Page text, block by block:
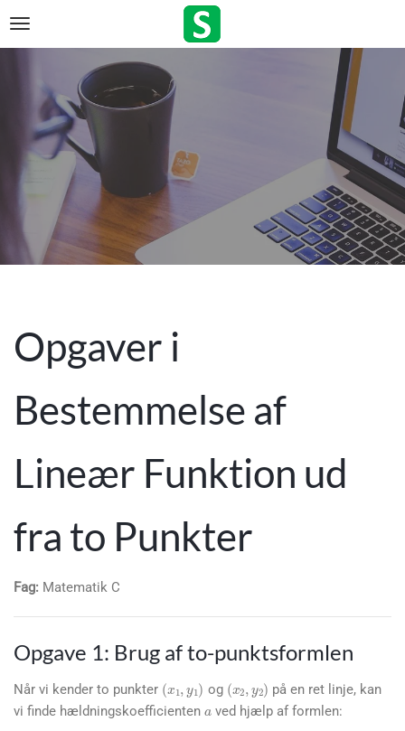
Opgaver i
Bestemmelse af
Lineær Funktion ud
fra to Punkter
Fag: Matematik C
Opgave 1: Brug af to-punktsformlen
Når vi kender to punkter ( y og ( y )
på en ret linje, kan
vi finde hældningskoefficienten
a
ved hjælp af formlen: